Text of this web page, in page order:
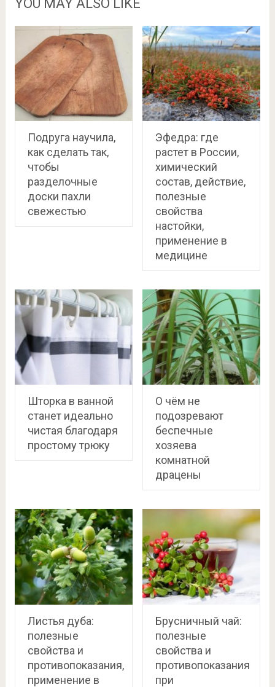
YOU MAY ALSO LIKE
Подруга научила,
как сделать так,
чтобы
разделочные
доски пахли
свежестью
Эфедра: где
растет в России,
химический
состав, действие,
полезные
свойства
настойки,
применение в
медицине
Шторка в ванной
станет идеально
чистая благодаря
простому трюку
О чём не
подозревают
беспечные
хозяева
комнатной
драцены
Листья дуба:
полезные
свойства и
противопоказания,
применение в
Брусничный чай:
полезные
свойства и
противопоказания
при